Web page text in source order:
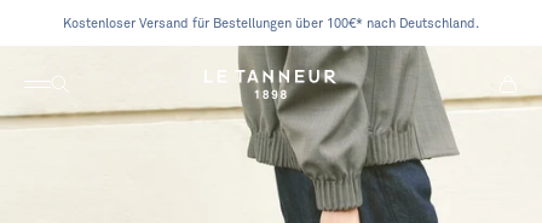
Kostenloser Versand für Bestellungen über 100€* nach Deutschland.
Navigation öffnen
Suche öffnen
Le Tanneur